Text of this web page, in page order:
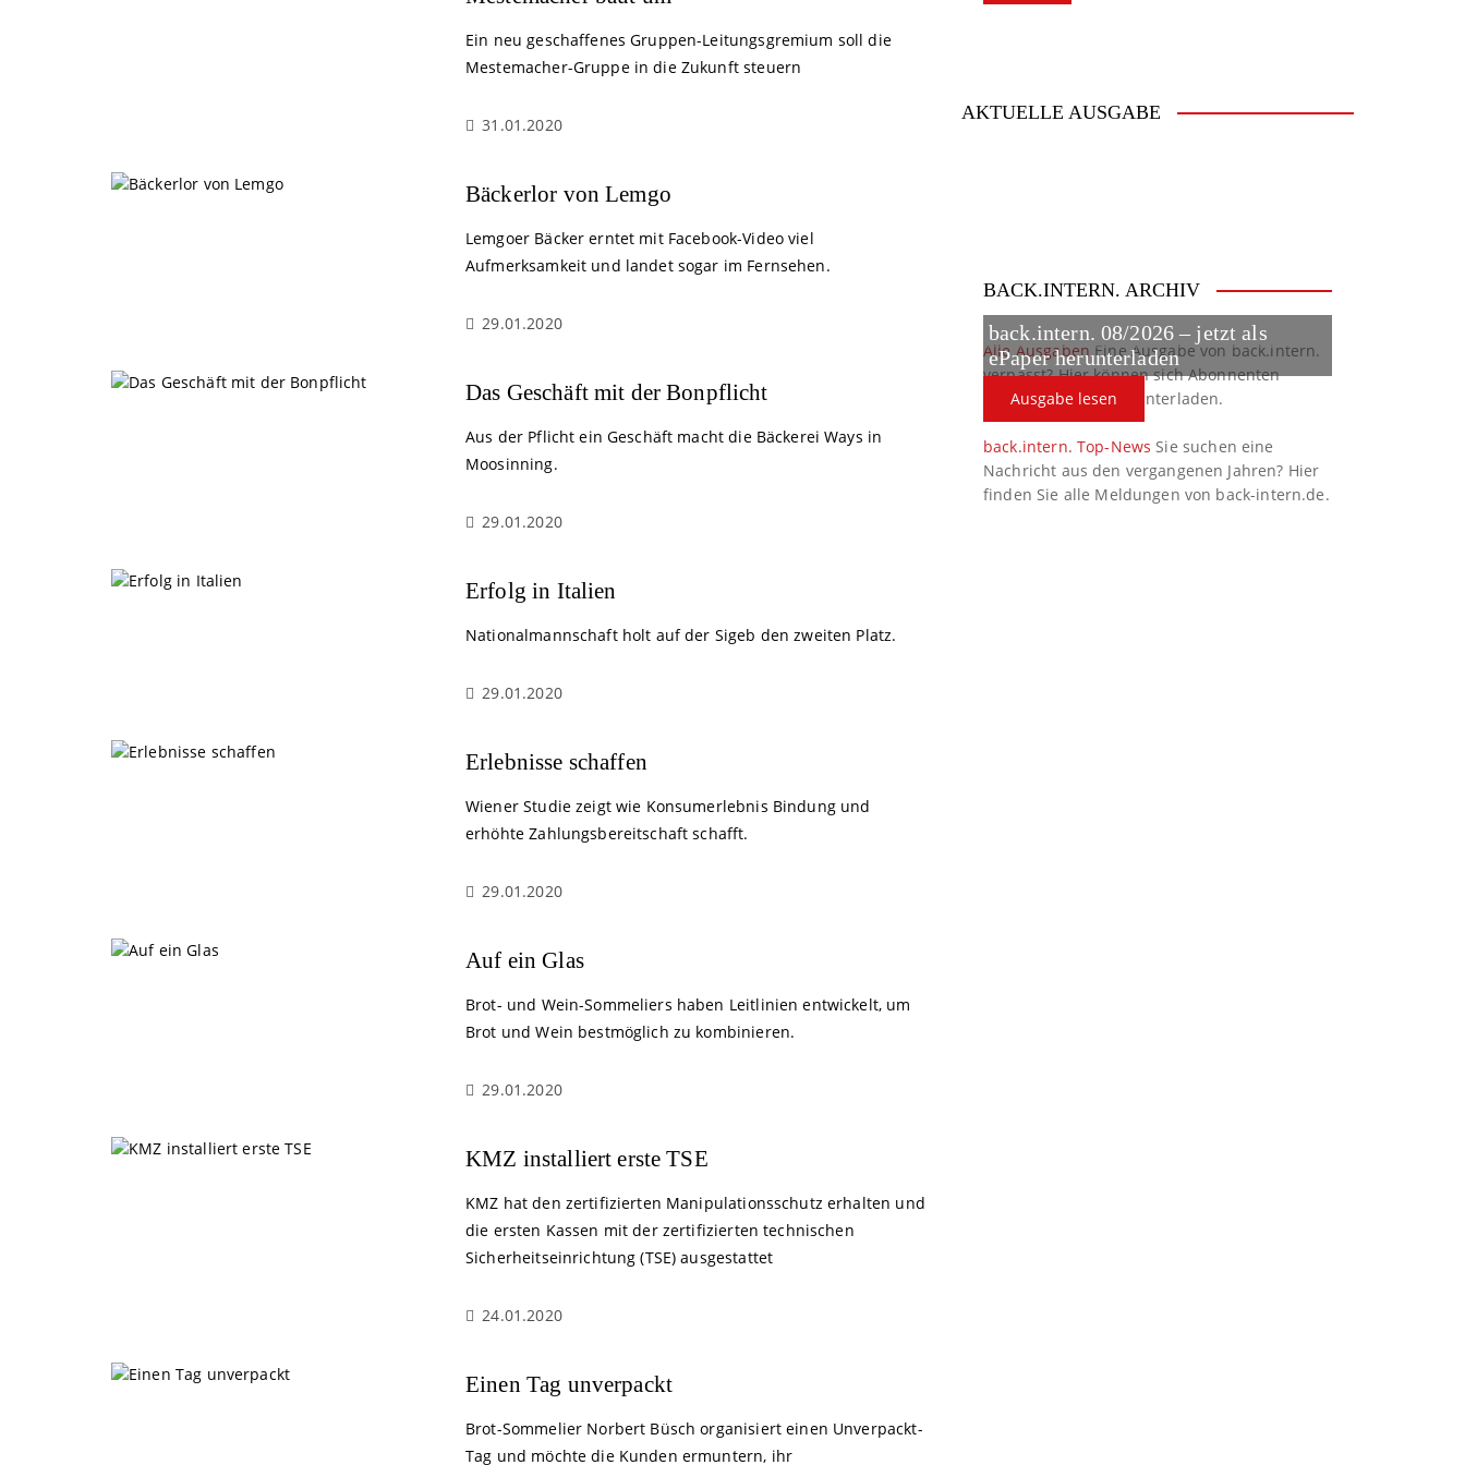
Ein neu geschaffenes Gruppen-Leitungsgremium soll die
Mestemacher-Gruppe in die Zukunft steuern
31.01.2020
Bäckerlor von Lemgo
Lemgoer Bäcker erntet mit Facebook-Video viel
Aufmerksamkeit und landet sogar im Fernsehen.
29.01.2020
Das Geschäft mit der Bonpflicht
Aus der Pflicht ein Geschäft macht die Bäckerei Ways in
Moosinning.
29.01.2020
Erfolg in Italien
Nationalmannschaft holt auf der Sigeb den zweiten Platz.
29.01.2020
Erlebnisse schaffen
Wiener Studie zeigt wie Konsumerlebnis Bindung und
erhöhte Zahlungsbereitschaft schafft.
29.01.2020
Auf ein Glas
Brot- und Wein-Sommeliers haben Leitlinien entwickelt, um
Brot und Wein bestmöglich zu kombinieren.
29.01.2020
KMZ installiert erste TSE
KMZ hat den zertifizierten Manipulationsschutz erhalten und
die ersten Kassen mit der zertifizierten technischen
Sicherheitseinrichtung (TSE) ausgestattet
24.01.2020
Einen Tag unverpackt
Brot-Sommelier Norbert Büsch organisiert einen Unverpackt-
Tag und möchte die Kunden ermuntern, ihr
AKTUELLE AUSGABE
back.intern. 08/2026 – jetzt als
ePaper herunterladen
Ausgabe lesen
BACK.INTERN. ARCHIV
Alle AusgabenEine Ausgabe von back.intern.
verpasst? Hier können sich Abonnenten
ältere Ausgaben herunterladen.
back.intern. Top-News Sie suchen eine
Nachricht aus den vergangenen Jahren? Hier
finden Sie alle Meldungen von back-intern.de.